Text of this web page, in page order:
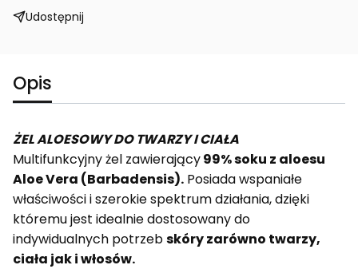
Udostępnij
Opis
ŻEL ALOESOWY DO TWARZY I CIAŁA
Multifunkcyjny żel zawierający99% soku z aloesu
Aloe Vera (Barbadensis). Posiada wspaniałe
właściwości i szerokie spektrum działania, dzięki
któremu jest idealnie dostosowany do
indywidualnych potrzebskóry zarówno twarzy,
ciała jak i włosów.